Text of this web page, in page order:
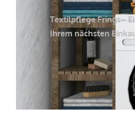
Textilpflege Frings–
Ihrem nächsten